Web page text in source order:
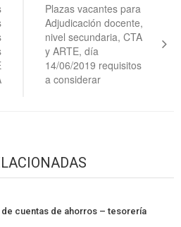
Plazas vacantes para
Adjudicación docente,
nivel secundaria, CTA
y ARTE, día
14/06/2019 requisitos
a considerar
cuentas de ahorros – tesorería